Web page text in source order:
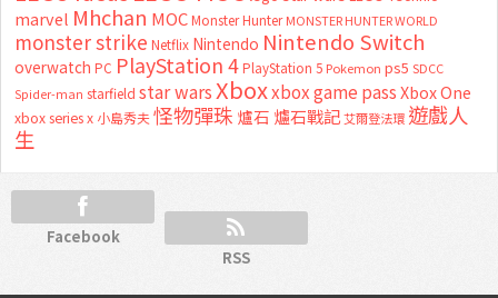
marvel Mhchan MOC Monster Hunter MONSTER HUNTER WORLD
monster strike Netflix Nintendo Nintendo Switch
overwatch PC PlayStation 4 PlayStation 5 Pokemon ps5 SDCC
Spider-man starfield star warsXboxxbox game passXbox One
xbox series x 小島秀夫怪物彈珠 爐石 爐石戰記艾爾登法環 遊戲人
生
Facebook
RSS